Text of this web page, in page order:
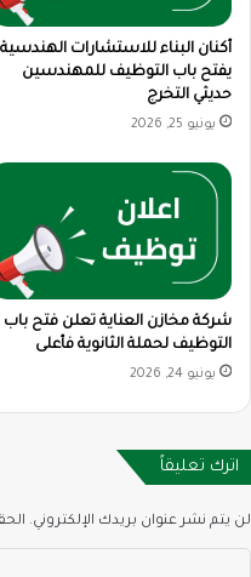
أكنان البناء للاستشارات الهندسية
يفتح باب التوظيف للمهندسين
حديثي التخرج
يونيو 25, 2026
شركة مخازن العناية تعلن فتح باب
التوظيف لحملة الثانوية فأعلى
يونيو 24, 2026
اترك تعليقاً
لن يتم نشر عنوان بريدك الإلكتروني.